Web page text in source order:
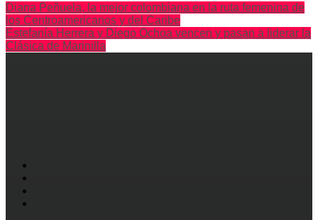
Diana Peñuela, la mejor colombiana en la ruta femenina de
los Centroamericanos y del Caribe
Estefanía Herrera y Diego Ochoa vencen y pasan a liderar la
Clásica de Marinilla